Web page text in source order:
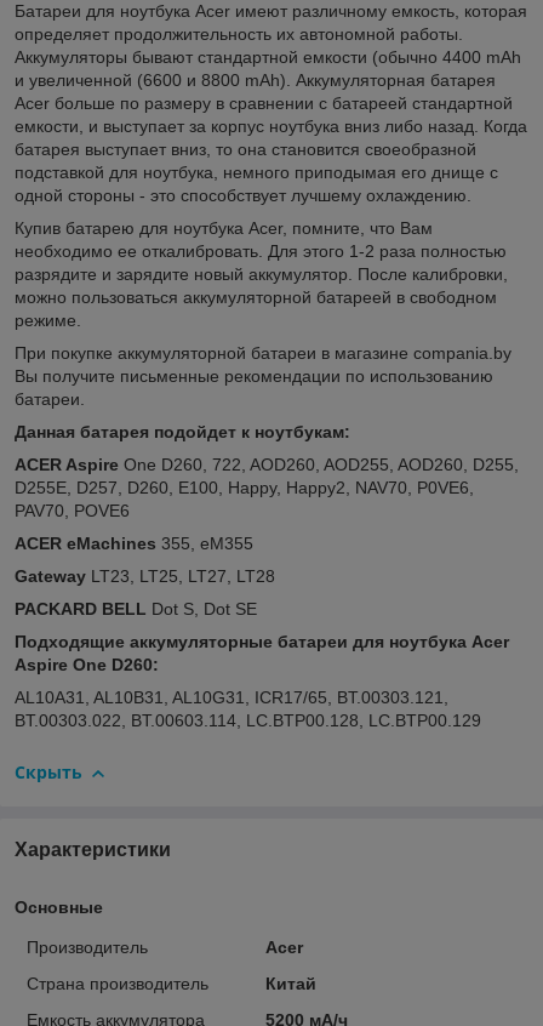
Батареи для ноутбука Acer имеют различному емкость, которая
определяет продолжительность их автономной работы.
Аккумуляторы бывают стандартной емкости (обычно 4400 mAh
и увеличенной (6600 и 8800 mAh). Аккумуляторная батарея
Acer больше по размеру в сравнении с батареей стандартной
емкости, и выступает за корпус ноутбука вниз либо назад. Когда
батарея выступает вниз, то она становится своеобразной
подставкой для ноутбука, немного приподымая его днище с
одной стороны - это способствует лучшему охлаждению.
Купив батарею для ноутбука Acer, помните, что Вам
необходимо ее откалибровать. Для этого 1-2 раза полностью
разрядите и зарядите новый аккумулятор. После калибровки,
можно пользоваться аккумуляторной батареей в свободном
режиме.
При покупке аккумуляторной батареи в магазине compania.by
Вы получите письменные рекомендации по использованию
батареи.
Данная батарея подойдет к ноутбукам:
ACER Aspire One D260, 722, AOD260, AOD255, AOD260, D255,
D255E, D257, D260, E100, Happy, Happy2, NAV70, P0VE6,
PAV70, POVE6
ACER eMachines 355, eM355
Gateway LT23, LT25, LT27, LT28
PACKARD BELL Dot S, Dot SE
Подходящие аккумуляторные батареи для ноутбука Acer
Aspire One D260:
AL10A31, AL10B31, AL10G31, ICR17/65, BT.00303.121,
BT.00303.022, BT.00603.114, LC.BTP00.128, LC.BTP00.129
Скрыть
Характеристики
Основные
Производитель
Acer
Страна производитель
Китай
Емкость аккумулятора
5200 мА/ч